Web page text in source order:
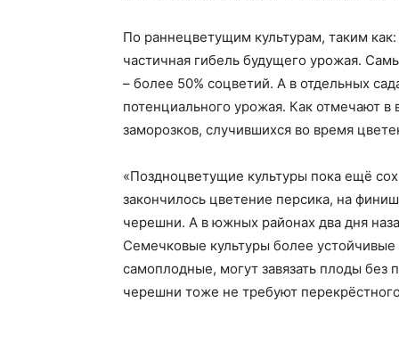
По раннецветущим культурам, таким
частичная гибель будущего урожая.
– более 50% соцветий. А в отдельных
потенциального урожая. Как отмечают
заморозков, случившихся во время
«Поздноцветущие культуры пока ещё
закончилось цветение персика, на
черешни. А в южных районах два дня
Семечковые культуры более
самоплодные, могут завязать плоды
черешни тоже не требуют